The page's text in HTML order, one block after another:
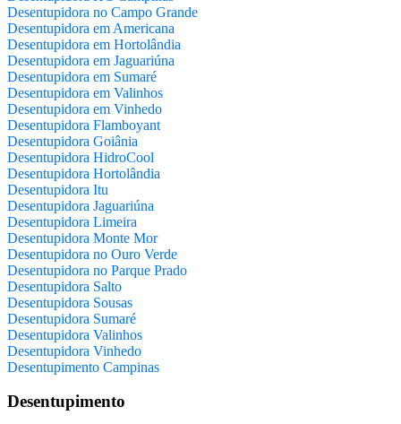
Desentupidora no Campo Grande
Desentupidora em Americana
Desentupidora em Hortolândia
Desentupidora em Jaguariúna
Desentupidora em Sumaré
Desentupidora em Valinhos
Desentupidora em Vinhedo
Desentupidora Flamboyant
Desentupidora Goiânia
Desentupidora HidroCool
Desentupidora Hortolândia
Desentupidora Itu
Desentupidora Jaguariúna
Desentupidora Limeira
Desentupidora Monte Mor
Desentupidora no Ouro Verde
Desentupidora no Parque Prado
Desentupidora Salto
Desentupidora Sousas
Desentupidora Sumaré
Desentupidora Valinhos
Desentupidora Vinhedo
Desentupimento Campinas
Desentupimento